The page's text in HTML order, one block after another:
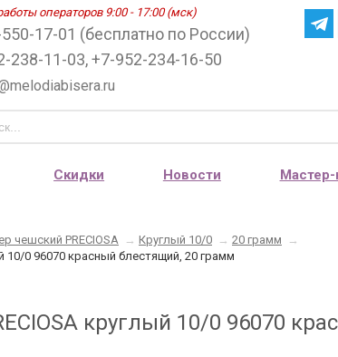
операторов 9:00 - 17:00 (мск)
17-01 (бесплатно по России)
238-11-03, +7-952-234-16-50
Скидки Новости Мастер-
чешский PRECIOSA → Круглый 10/0 → 20 грамм
→
10/0 96070 красный блестящий, 20 грамм
круглый 10/0 96070